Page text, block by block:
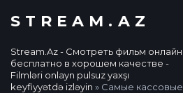
STREAM.AZ
Stream.Az - Смотреть фильм онлайн
бесплатно в хорошем качестве -
Filmləri onlayn pulsuz yaxşı
keyfiyyətdə izləyin » Самые кассовые